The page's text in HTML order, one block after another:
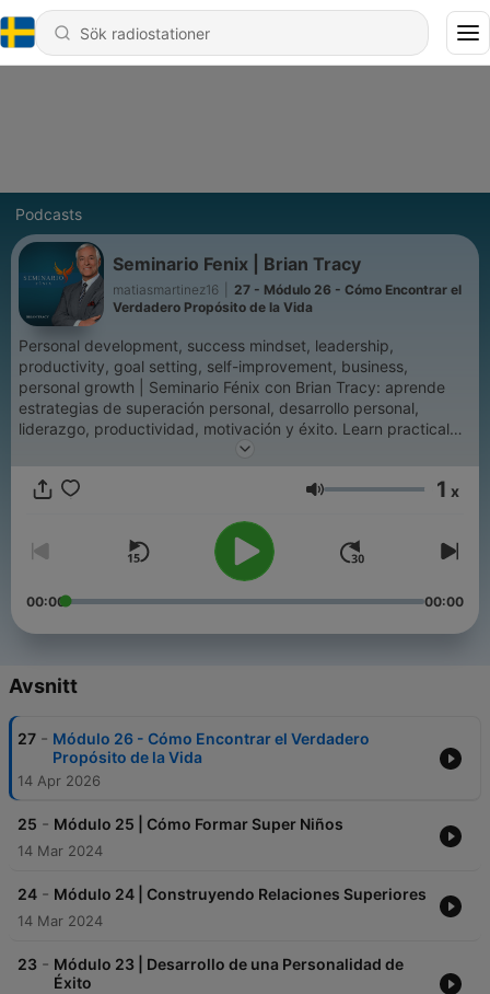
Podcasts
Seminario Fenix | Brian Tracy
matiasmartinez16
27 - Módulo 26 - Cómo Encontrar el
Verdadero Propósito de la Vida
Personal development, success mindset, leadership,
productivity, goal setting, self-improvement, business,
personal growth | Seminario Fénix con Brian Tracy: aprende
estrategias de superación personal, desarrollo personal,
liderazgo, productividad, motivación y éxito. Learn practical
strategies from Brian Tracy’s Phoenix Seminar to transform
success. Each episode covers motivation, leadership, success
enseñanzas prácticas del Seminario Fénix de Brian Tracy para
transformar tu vida, alcanzar metas y potenciar tu éxito
personal y profesional. Cada episodio incluye consejos sobre
motivación, liderazgo, mentalidad de éxito y desarrollo de
Volym 1 x
00:00 00:00
Avsnitt
27 - Módulo 26 - Cómo Encontrar el Verdadero
Propósito de la Vida
14 Apr 2026
25 - Módulo 25 | Cómo Formar Super Niños
14 Mar 2024
24 - Módulo 24 | Construyendo Relaciones Superiores
14 Mar 2024
23 - Módulo 23 | Desarrollo de una Personalidad de
Éxito